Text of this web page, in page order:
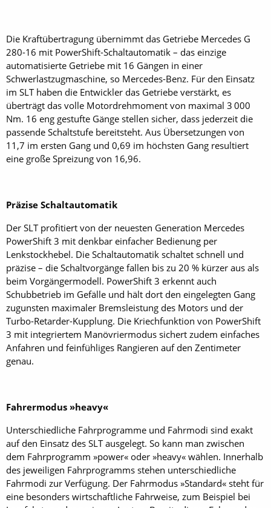
Die Kraftübertragung übernimmt das Getriebe Mercedes G
280-16 mit PowerShift-Schaltautomatik – das einzige
automatisierte Getriebe mit 16 Gängen in einer
Schwerlastzugmaschine, so Mercedes-Benz. Für den Einsatz
im SLT haben die Entwickler das Getriebe verstärkt, es
überträgt das volle Motordrehmoment von maximal 3 000
Nm. 16 eng gestufte Gänge stellen sicher, dass jederzeit die
passende Schaltstufe bereitsteht. Aus Übersetzungen von
11,7 im ersten Gang und 0,69 im höchsten Gang resultiert
eine große Spreizung von 16,96.
Präzise Schaltautomatik
Der SLT profitiert von der neuesten Generation Mercedes
PowerShift 3 mit denkbar einfacher Bedienung per
Lenkstockhebel. Die Schaltautomatik schaltet schnell und
präzise – die Schaltvorgänge fallen bis zu 20 % kürzer aus als
beim Vorgängermodell. PowerShift 3 erkennt auch
Schubbetrieb im Gefälle und hält dort den eingelegten Gang
zugunsten maximaler Bremsleistung des Motors und der
Turbo-Retarder-Kupplung. Die Kriechfunktion von PowerShift
3 mit integriertem Manövriermodus sichert zudem einfaches
Anfahren und feinfühliges Rangieren auf den Zentimeter
genau.
Fahrermodus »heavy«
Unterschiedliche Fahrprogramme und Fahrmodi sind exakt
auf den Einsatz des SLT ausgelegt. So kann man zwischen
dem Fahrprogramm »power« oder »heavy« wählen. Innerhalb
des jeweiligen Fahrprogramms stehen unterschiedliche
Fahrmodi zur Verfügung. Der Fahrmodus »Standard« steht für
eine besonders wirtschaftliche Fahrweise, zum Beispiel bei